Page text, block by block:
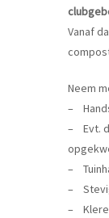
Vanaf
Neem
–
– Evt.
–
–
–